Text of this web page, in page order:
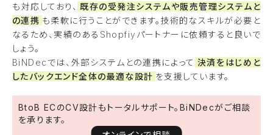
も対応しており、 既存の受発注システムや販売管理システムと
の連携 も柔軟に行うことができます。技術的なスキルが必要と
なるため、実績のあるShopfiyパートナーに依頼すると良いで
しょう。
BiNDecでは、外部システムとの連携によって 決済をはじめと
したバックエンド全体の最適な設計 を支援しています。
BtoB ECのCV設計もトータルサポート。BiNDecがご相談
を承ります。